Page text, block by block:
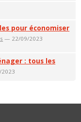
pour économiser
— 22/09/2023
: tous les